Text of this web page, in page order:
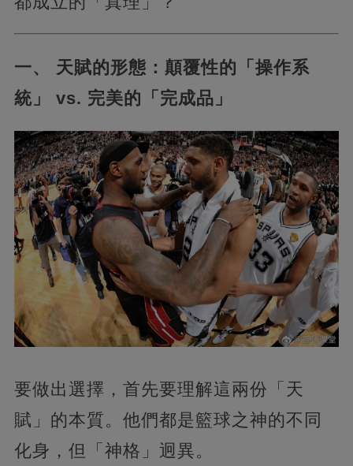
一、 天賦的形態：顛覆性的「操作系
統」 vs. 完美的「完成品」
要做出選擇，首先要理解這兩份「天
賦」的本質。他們都是籃球之神的不同
化身，但「神格」迥異。